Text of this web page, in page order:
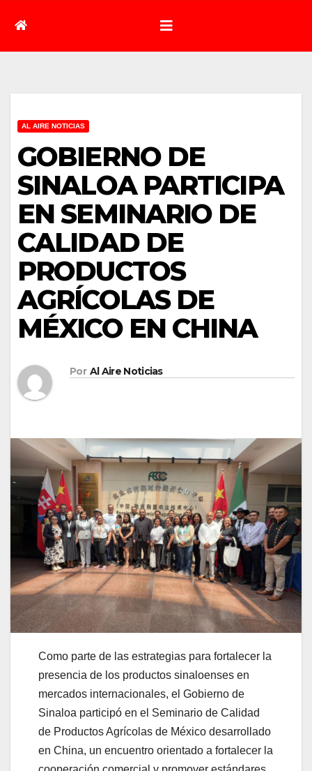
AL AIRE NOTICIAS
GOBIERNO DE
SINALOA PARTICIPA
EN SEMINARIO DE
CALIDAD DE
PRODUCTOS
AGRÍCOLAS DE
MÉXICO EN CHINA
Por Al Aire Noticias
Como parte de las estrategias para fortalecer la
presencia de los productos sinaloenses en
mercados internacionales, el Gobierno de
Sinaloa participó en el Seminario de Calidad
de Productos Agrícolas de México desarrollado
en China, un encuentro orientado a fortalecer la